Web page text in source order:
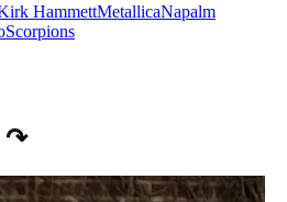
HammettMetallicaNapalm
Scorpions
↷